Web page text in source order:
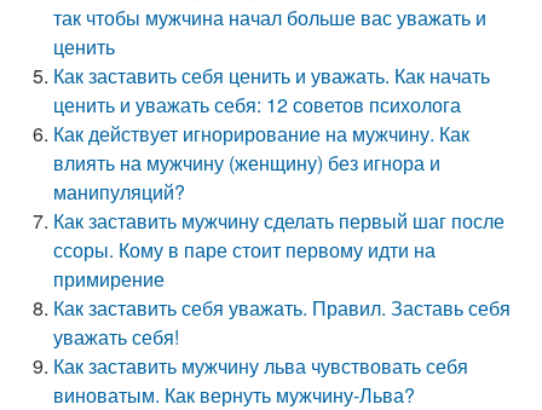
так чтобы мужчина начал больше вас уважать и
ценить
Как заставить себя ценить и уважать. Как начать
ценить и уважать себя: 12 советов психолога
Как действует игнорирование на мужчину. Как
влиять на мужчину (женщину) без игнора и
манипуляций?
Как заставить мужчину сделать первый шаг после
ссоры. Кому в паре стоит первому идти на
примирение
Как заставить себя уважать. Правил. Заставь себя
уважать себя!
Как заставить мужчину льва чувствовать себя
виноватым. Как вернуть мужчину-Льва?